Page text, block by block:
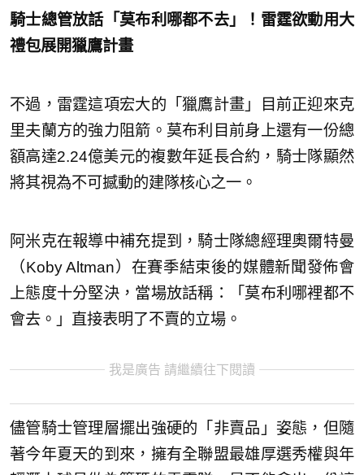
騎士總管放話「莫布利哪都不去」！雷霆欲動用大
禮包展開獵鷹計畫
不過，雷霆這項宏大的「獵鷹計畫」目前正迎來克
里夫蘭方的強力阻箭。莫布利目前身上還有一份總
額高達2.24億美元的複數年延長合約，騎士隊顯然
將其視為不可撼動的建隊核心之一。
阿米克在報導中補充提到，騎士隊總經理奧爾特曼
（Koby Altman）在賽季結束後的媒體新聞發佈會
上態度十分堅決，當場放話稱：「莫布利哪裡都不
會去。」直接表明了不賣的立場。
我是廣告 請繼續往下閱讀
儘管騎士管理層擺出強硬的「非賣品」姿態，但隨
著今年夏天的到來，擁有全聯盟最雄厚選秀權與年